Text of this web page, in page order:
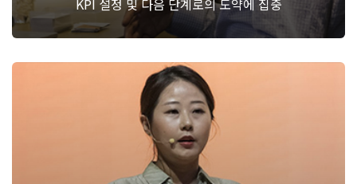
KPI 설정 및 다음 단계로의 도약에 집중